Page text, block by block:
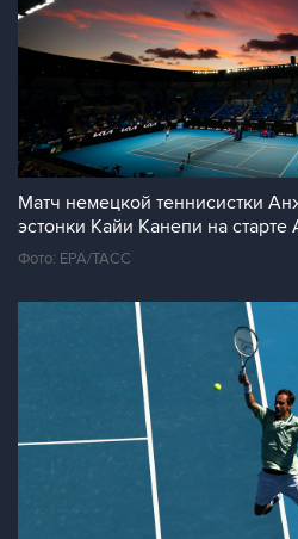
Матч немецкой теннисистки
эстонки Кайи Канепи на старте
Фото: ЕРА/ТАСС